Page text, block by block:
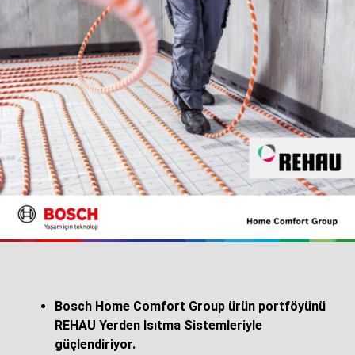
Altı Haftalık Eğitimle Mesleğe İlk Adım
Program kapsamında kursiyerler, iş sağlığı ve güvenliği,
teknik kaynak uygulamaları, mentörlük ve kişisel gelişim
almaya hak kazanırken, Manisa Ticaret ve Sanayi
Odası’nın desteğiyle Mesleki Yeterlilik Belgesi (MYK)
süreçlerinden de yararlanarak ulusal ve uluslararası
Bosch Home Comfort Group ürün portföyünü
REHAU Yerden Isıtma Sistemleriyle
güçlendiriyor.